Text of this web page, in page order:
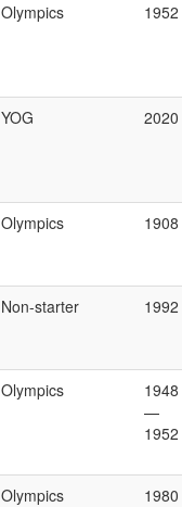
Olympics 1952
YOG 2020
Olympics 1908
Non-starter 1992
Olympics
1948
—
1952
Olympics 1980